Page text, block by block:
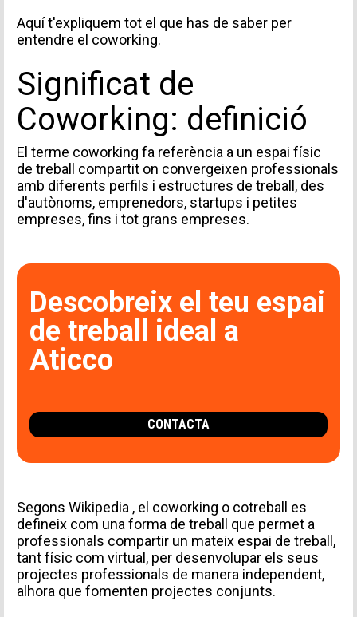
Aquí t'expliquem tot el que has de saber per
entendre el coworking.
Significat de
Coworking: definició
El terme coworking fa referència a un espai físic
de treball compartit on convergeixen professionals
amb diferents perfils i estructures de treball, des
d'autònoms, emprenedors, startups i petites
empreses, fins i tot grans empreses.
Descobreix el teu espai
de treball ideal a
Aticco
CONTACTA
Segons Wikipedia , el coworking o cotreball es
defineix com una forma de treball que permet a
professionals compartir un mateix espai de treball,
tant físic com virtual, per desenvolupar els seus
projectes professionals de manera independent,
alhora que fomenten projectes conjunts.